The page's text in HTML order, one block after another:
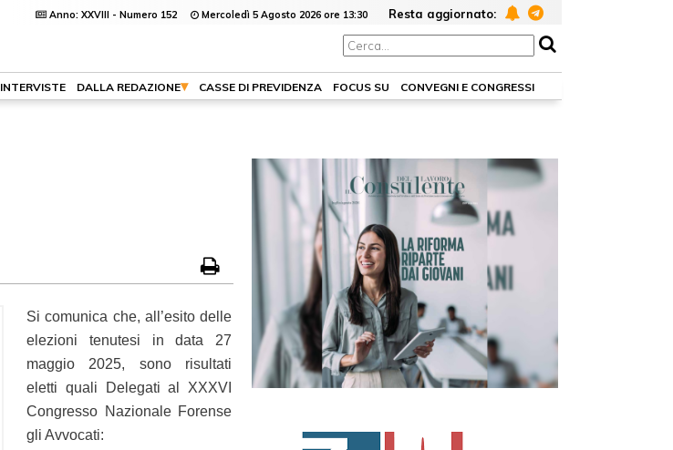
Anno: XXVIII - Numero 152 Mercoledì 5 Agosto 2026 ore 13:30 Resta aggiornato:
INTERVISTE DALLA REDAZIONE CASSE DI PREVIDENZA FOCUS SU CONVEGNI E CONGRESSI
Si comunica che, all’esito delle
elezioni tenutesi in data 27
maggio 2025, sono risultati
eletti quali Delegati al XXXVI
Congresso Nazionale Forense
gli Avvocati: